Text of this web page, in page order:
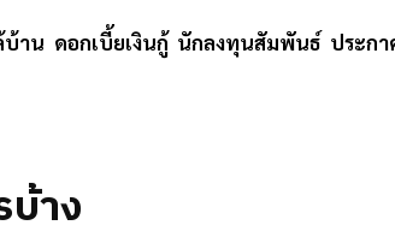
บ้าน ดอกเบี้ยเงินกู้ นักลงทุนสัมพันธ์ ประก
บ้าง